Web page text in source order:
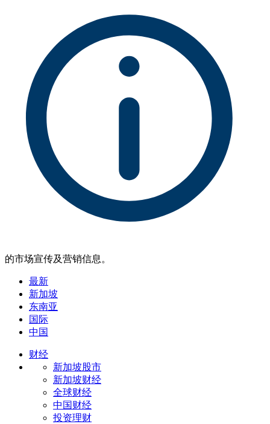
的市场宣传及营销信息。
最新
新加坡
东南亚
国际
中国
财经
新加坡股市
新加坡财经
全球财经
中国财经
投资理财